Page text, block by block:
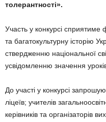
толерантності».
Участь у конкурсі
та багатокультурну історію
ствердженню національної
усвідомленню значення
До участі у конкурсі
ліцеїв; учителів
керівників та організаторів